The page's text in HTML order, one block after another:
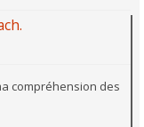
compréhension des